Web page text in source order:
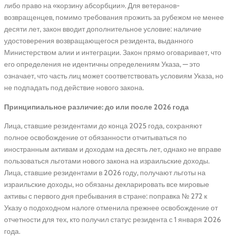
либо право на «корзину абсорбции». Для ветеранов-
возвращенцев, помимо требования прожить за рубежом не менее
десяти лет, закон вводит дополнительное условие: наличие
удостоверения возвращающегося резидента, выданного
Министерством алии и интеграции. Закон прямо оговаривает, что
его определения не идентичны определениям Указа, — это
означает, что часть лиц может соответствовать условиям Указа, но
не подпадать под действие нового закона.
Принципиальное различие: до или после 2026 года
Лица, ставшие резидентами до конца 2025 года, сохраняют
полное освобождение от обязанности отчитываться по
иностранным активам и доходам на десять лет, однако не вправе
пользоваться льготами нового закона на израильские доходы.
Лица, ставшие резидентами в 2026 году, получают льготы на
израильские доходы, но обязаны декларировать все мировые
активы с первого дня пребывания в стране: поправка № 272 к
Указу о подоходном налоге отменила прежнее освобождение от
отчетности для тех, кто получил статус резидента с 1 января 2026
года.